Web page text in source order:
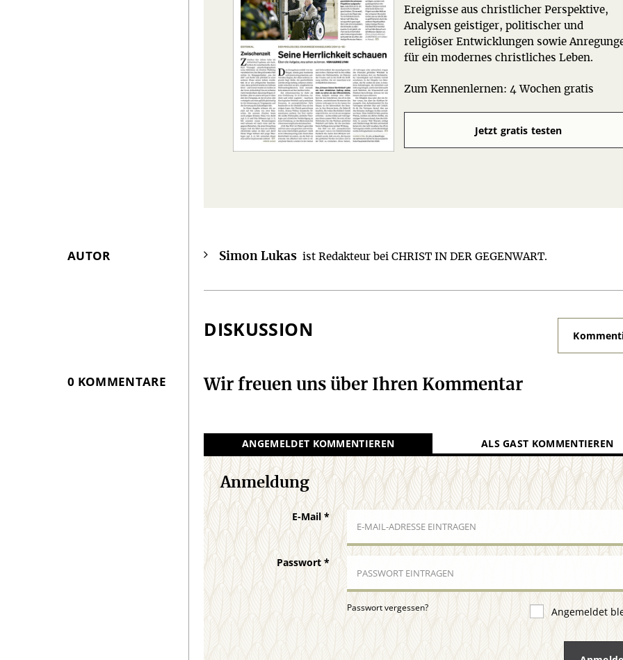
Ereignisse aus christlicher Perspektive,
Analysen geistiger, politischer und
religiöser Entwicklungen sowie
für ein modernes christliches Leben.
Zum Kennenlernen: 4 Wochen gratis
Jetzt gratis testen
Überschrift
AUTOR Simon Lukas ist Redakteur bei CHRIST IN DER GEGENWART.
DISKUSSION
0 KOMMENTARE Wir freuen uns über Ihren Kommentar
ANGEMELDET KOMMENTIEREN ALS GAST KOMMENTIEREN
Anmeldung
E-Mail *
Passwort*
Passwort vergessen? Angemeldet